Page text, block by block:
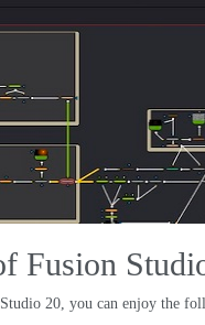
Fusion
20, you can enjoy the